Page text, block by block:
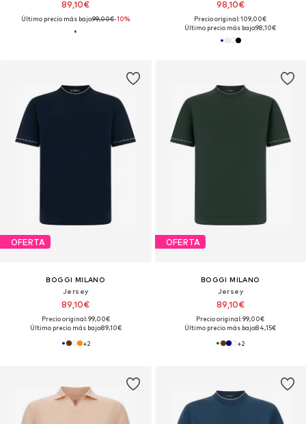
89,10€
Último precio más bajo:99,00€-10%
98,10€
Precio original: 109,00€
Último precio más bajo:98,10€
OFERTA
BOGGI MILANO
Jersey
89,10€
Precio original: 99,00€
Último precio más bajo:89,10€
+2
OFERTA
BOGGI MILANO
Jersey
89,10€
Precio original: 99,00€
Último precio más bajo:84,15€
+2